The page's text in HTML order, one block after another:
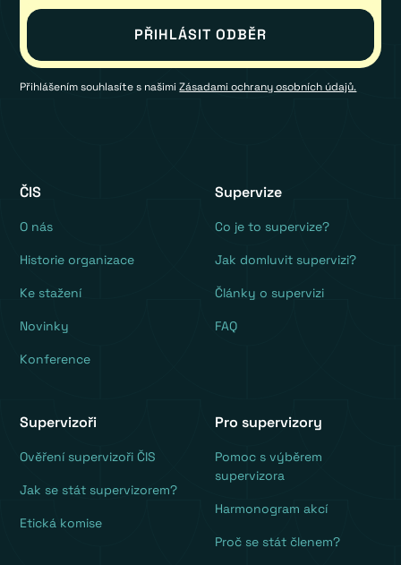
Přihlášením souhlasíte s našimiZásadami ochrany osobních údajů.
ČIS
O nás
Historie organizace
Ke stažení
Novinky
Konference
Supervize
Co je to supervize?
Jak domluvit supervizi?
Články o supervizi
FAQ
Supervizoři
Ověření supervizoři ČIS
Jak se stát supervizorem?
Etická komise
Pro supervizory
Pomoc s výběrem
supervizora
Harmonogram akcí
Proč se stát členem?